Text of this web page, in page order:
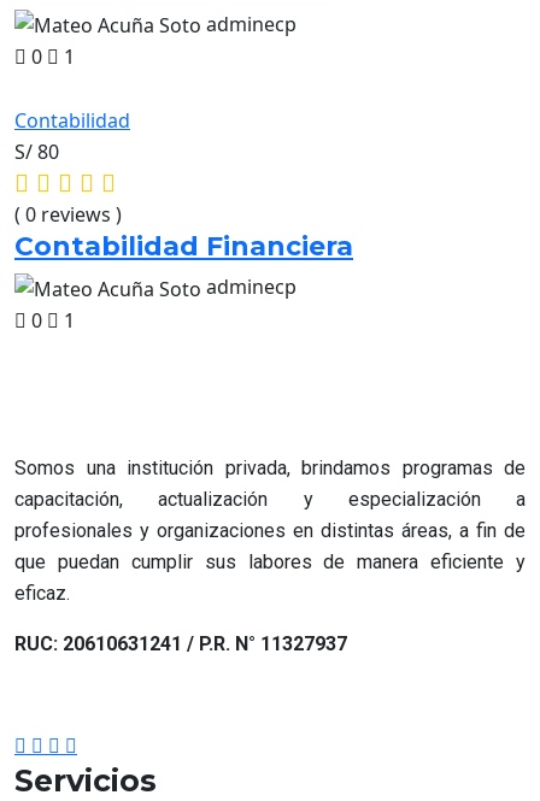
adminecp
0
1
Contabilidad
S/ 80
( 0 reviews )
Contabilidad Financiera
adminecp
0
1
Somos una institución privada, brindamos programas de
capacitación, actualización y especialización a
profesionales y organizaciones en distintas áreas, a fin de
que puedan cumplir sus labores de manera eficiente y
eficaz.
RUC: 20610631241 / P.R. N° 11327937
Servicios